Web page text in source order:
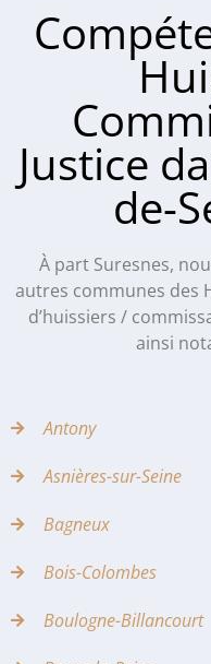
Justice
de-
À part Suresnes,
autres communes des
d’huissiers /
ainsi
Antony
Asnières-sur-Seine
Bagneux
Bois-Colombes
Boulogne-Billancourt